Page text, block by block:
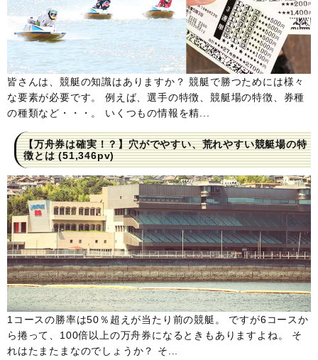
皆さんは、競艇の知識はありますか？ 競艇で勝つためには様々
な要素が必要です。 例えば、選手の特徴、競艇場の特徴、券種
の種類など・・・。 いくつもの情報を精...
【万舟券は確実！？】穴がでやすい、荒れやすい競艇場の特
徴とは(51,346pv)
1コースの勝率は50％超えが当たり前の競艇。 ですが6コースか
ら捲って、100倍以上の万舟券になるときもありますよね。 そ
れはたまたまなのでしょうか？ そ...